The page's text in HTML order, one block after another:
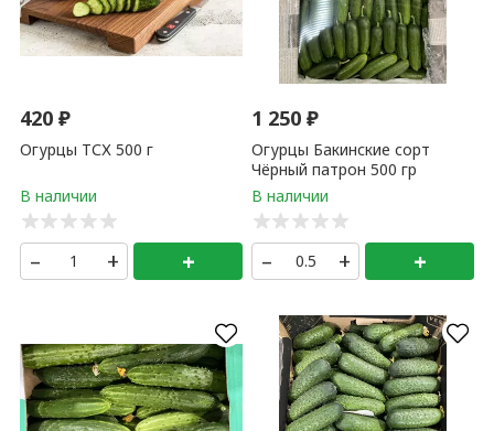
420₽
Огурцы ТСХ 500 г
– + +
1 250₽
Огурцы Бакинские сорт
Чёрный патрон 500 гр
– + +